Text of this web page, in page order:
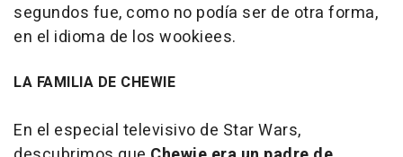
segundos fue, como no podía ser de otra forma,
en el idioma de los wookiees.
LA FAMILIA DE CHEWIE
En el especial televisivo de Star Wars,